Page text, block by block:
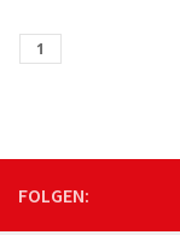
FOLGEN: